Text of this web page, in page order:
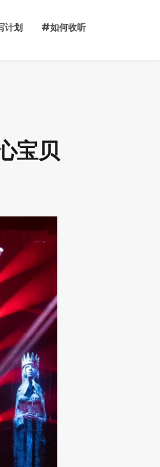
计划 #如何收听
宝贝